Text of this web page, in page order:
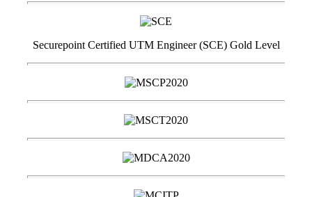
Securepoint Certified UTM Engineer (SCE) Gold Level